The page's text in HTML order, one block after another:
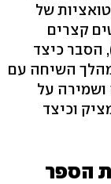
של
קצרים
הסבר כיצד
השיחה עם
ושמירה על
וכיצד
הספר